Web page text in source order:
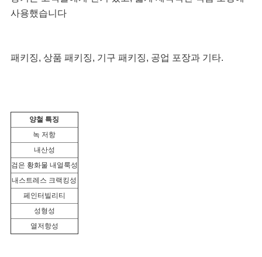
정
사용했습니다
패키징, 상품 패키징, 기구 패키징, 공업 포장과 기타.
양철 특징
녹 저항
내산성
검은 황화물 내얼룩성
내스트레스 크랙킹성
페인터빌리티
성형성
열저항성